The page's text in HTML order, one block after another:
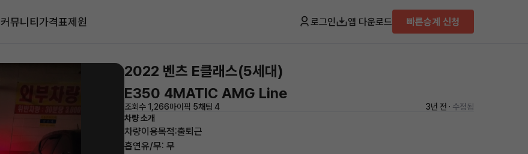
커뮤니티가격표제원 로그인 앱 다운로드 빠른승계 신청
2022 벤츠 E클래스(5세대)
E350 4MATIC AMG Line
조회수 1,266마이픽 5채팅 4 3년 전 · 수정됨
차량 소개
차량이용목적:출퇴근
흡연유/무: 무